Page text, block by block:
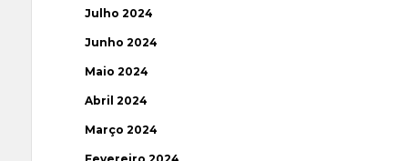
Julho 2024
Junho 2024
Maio 2024
Abril 2024
Março 2024